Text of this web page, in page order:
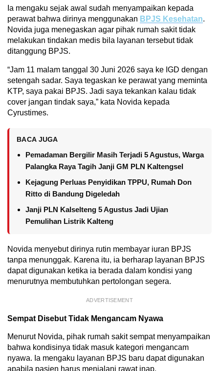
Ia mengaku sejak awal sudah menyampaikan kepada
perawat bahwa dirinya menggunakan BPJS Kesehatan.
Novida juga menegaskan agar pihak rumah sakit tidak
melakukan tindakan medis bila layanan tersebut tidak
ditanggung BPJS.
“Jam 11 malam tanggal 30 Juni 2026 saya ke IGD dengan
setengah sadar. Saya tegaskan ke perawat yang meminta
KTP, saya pakai BPJS. Jadi saya tekankan kalau tidak
cover jangan tindak saya,” kata Novida kepada
Cyrustimes.
BACA JUGA
Pemadaman Bergilir Masih Terjadi 5 Agustus, Warga
Palangka Raya Tagih Janji GM PLN Kaltengsel
Kejagung Perluas Penyidikan TPPU, Rumah Don
Ritto di Bandung Digeledah
Janji PLN Kalselteng 5 Agustus Jadi Ujian
Pemulihan Listrik Kalteng
Novida menyebut dirinya rutin membayar iuran BPJS
tanpa menunggak. Karena itu, ia berharap layanan BPJS
dapat digunakan ketika ia berada dalam kondisi yang
menurutnya membutuhkan pertolongan segera.
ADVERTISEMENT
Sempat Disebut Tidak Mengancam Nyawa
Menurut Novida, pihak rumah sakit sempat menyampaikan
bahwa kondisinya tidak masuk kategori mengancam
nyawa. Ia mengaku layanan BPJS baru dapat digunakan
apabila pasien harus menjalani rawat inap.